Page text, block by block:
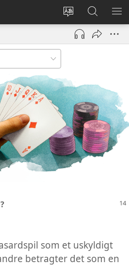
Vælg
sprog
Log
på
(åbner
vindue)
Søg
på
JW.ORG
VIS
som et uskyldigt
betragter det som en